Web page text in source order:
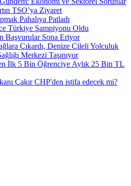
TSO’ya Ziyaret
Pahalıya Patladı
Türkiye Şampiyonu Oldu
Başvurular Sona Eriyor
Çıkardı, Denize Çileli Yolculuk
Merkezi Taşınıyor
İlk 5 Bin Öğrenciye Aylık 25 Bin TL
Çakır CHP'den istifa edecek mi?